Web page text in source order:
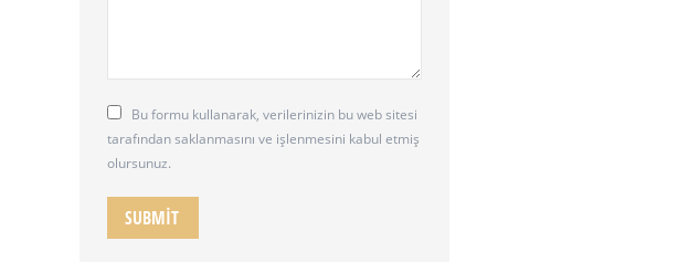
Bu formu kullanarak, verilerinizin bu web sitesi
tarafından saklanmasını ve işlenmesini kabul etmiş
olursunuz.
SUBMIT